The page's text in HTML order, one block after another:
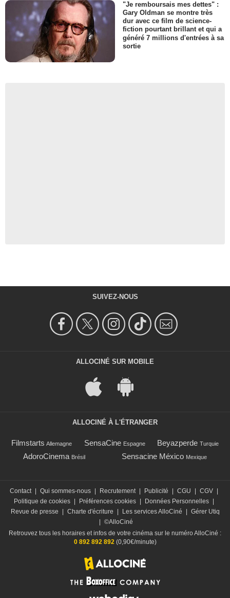
"Je remboursais mes dettes" :
Gary Oldman se montre très
dur avec ce film de science-
fiction pourtant brillant et qui a
généré 7 millions d'entrées à sa
sortie
SUIVEZ-NOUS
ALLOCINÉ SUR MOBILE
ALLOCINÉ À L'ÉTRANGER
Filmstarts Allemagne SensaCine Espagne Beyazperde Turquie
AdoroCinema Brésil Sensacine México Mexique
Contact | Qui sommes-nous | Recrutement | Publicité | CGU | CGV |
Politique de cookies | Préférences cookies | Données Personnelles |
Revue de presse
| Charte d'écriture | Les services AlloCiné | Gérer Utiq
| ©AlloCiné
Retrouvez tous les horaires et infos de votre cinéma sur le numéro AlloCiné :
0 892 892 892 (0,90€/minute)